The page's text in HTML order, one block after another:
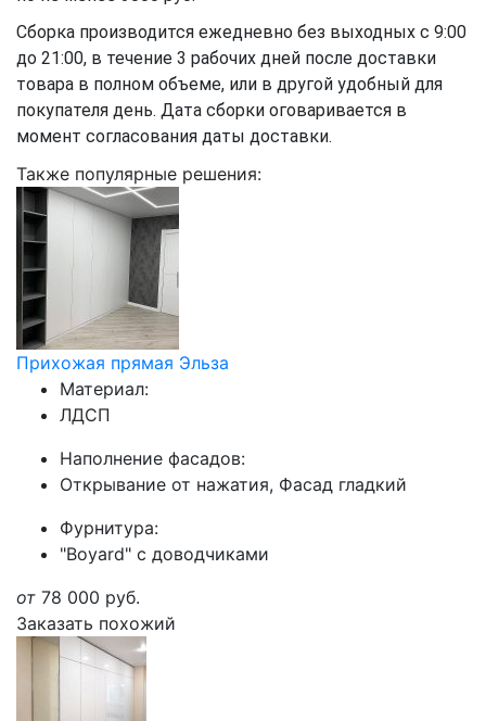
Сборка производится ежедневно без выходных с 9:00
до 21:00, в течение 3 рабочих дней после доставки
товара в полном объеме, или в другой удобный для
покупателя день. Дата сборки оговаривается в
момент согласования даты доставки.
Также популярные решения:
Прихожая прямая Эльза
Материал:
ЛДСП
Наполнение фасадов:
Открывание от нажатия, Фасад гладкий
Фурнитура:
"Boyard" с доводчиками
от 78 000 руб.
Заказать похожий